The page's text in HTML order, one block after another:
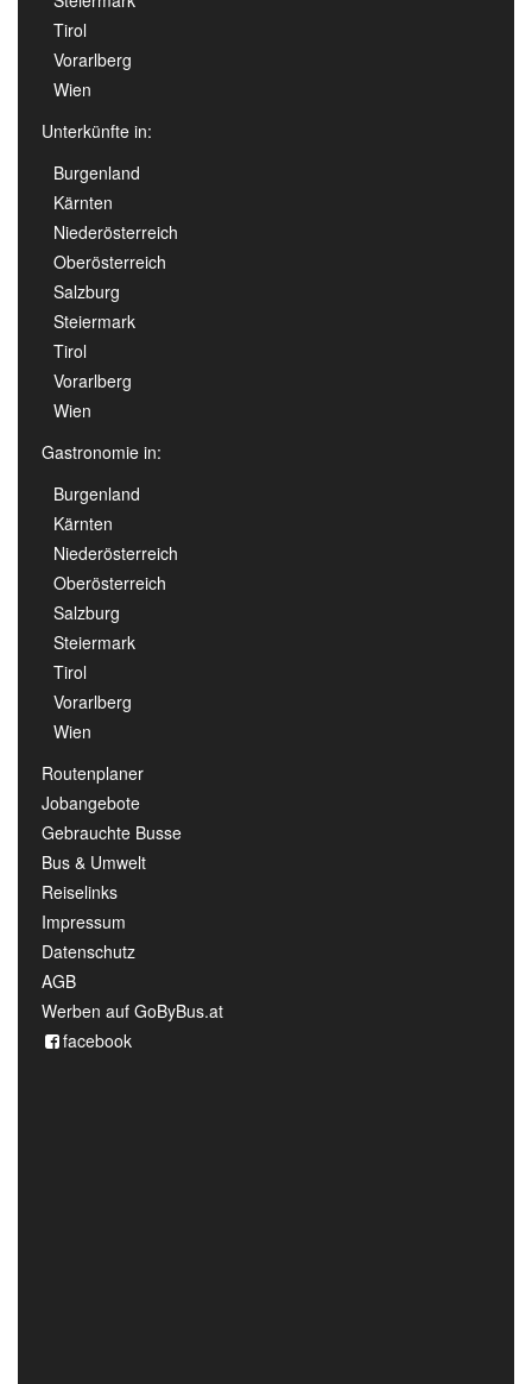
Tirol
Vorarlberg
Wien
Unterkünfte in:
Burgenland
Kärnten
Niederösterreich
Oberösterreich
Salzburg
Steiermark
Tirol
Vorarlberg
Wien
Gastronomie in:
Burgenland
Kärnten
Niederösterreich
Oberösterreich
Salzburg
Steiermark
Tirol
Vorarlberg
Wien
Routenplaner
Jobangebote
Gebrauchte Busse
Bus & Umwelt
Reiselinks
Impressum
Datenschutz
AGB
Werben auf GoByBus.at
facebook